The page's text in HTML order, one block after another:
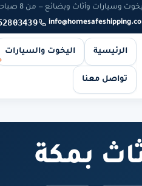
يخوت وسيارات وأثاث وبضائع — من 8 صباحاً حتى 10 مساءً — والطلبات أونلاين طوال الوقت
الرئيسية اليخوت والسيارات
تواصل معنا
بمكة